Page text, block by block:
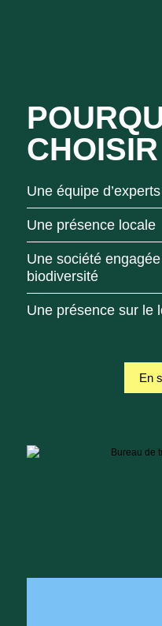
Une équipe
Une présence locale
Une société
biodiversité
Une présence sur le
En